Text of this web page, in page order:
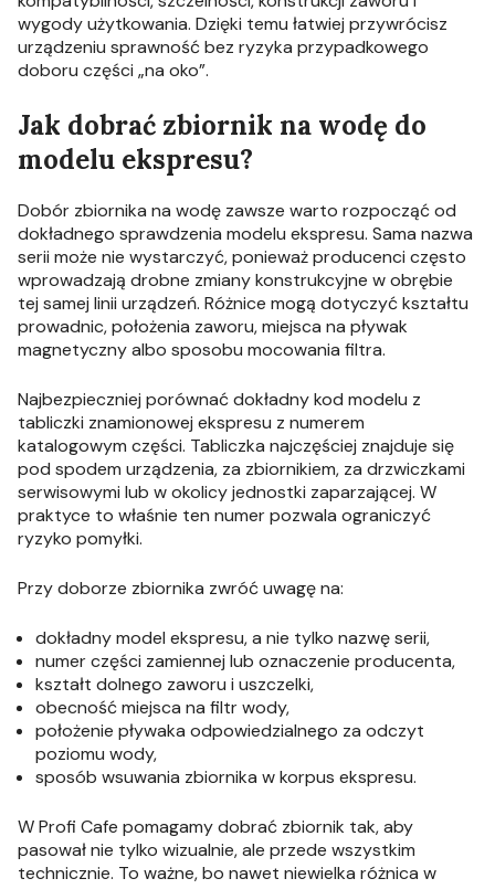
wygody użytkowania. Dzięki temu łatwiej przywrócisz
urządzeniu sprawność bez ryzyka przypadkowego
doboru części „na oko”.
Jak dobrać zbiornik na wodę do
modelu ekspresu?
Dobór zbiornika na wodę zawsze warto rozpocząć od
dokładnego sprawdzenia modelu ekspresu. Sama nazwa
serii może nie wystarczyć, ponieważ producenci często
wprowadzają drobne zmiany konstrukcyjne w obrębie
tej samej linii urządzeń. Różnice mogą dotyczyć kształtu
prowadnic, położenia zaworu, miejsca na pływak
magnetyczny albo sposobu mocowania filtra.
Najbezpieczniej porównać dokładny kod modelu z
tabliczki znamionowej ekspresu z numerem
katalogowym części. Tabliczka najczęściej znajduje się
pod spodem urządzenia, za zbiornikiem, za drzwiczkami
serwisowymi lub w okolicy jednostki zaparzającej. W
praktyce to właśnie ten numer pozwala ograniczyć
ryzyko pomyłki.
Przy doborze zbiornika zwróć uwagę na:
dokładny model ekspresu, a nie tylko nazwę serii,
numer części zamiennej lub oznaczenie producenta,
kształt dolnego zaworu i uszczelki,
obecność miejsca na filtr wody,
położenie pływaka odpowiedzialnego za odczyt
poziomu wody,
sposób wsuwania zbiornika w korpus ekspresu.
W Profi Cafe pomagamy dobrać zbiornik tak, aby
pasował nie tylko wizualnie, ale przede wszystkim
technicznie. To ważne, bo nawet niewielka różnica w